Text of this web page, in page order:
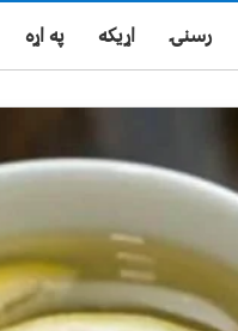
رسنۍ اړیکه په اړه